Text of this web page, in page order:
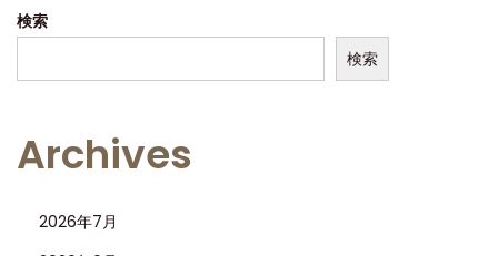
リ
ー
製
レ
ッ
検索
検索
Archives
2026年7月